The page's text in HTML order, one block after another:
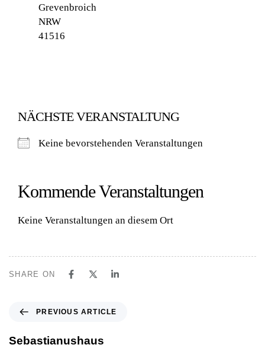
Grevenbroich
NRW
41516
NÄCHSTE VERANSTALTUNG
Keine bevorstehenden Veranstaltungen
Kommende Veranstaltungen
Keine Veranstaltungen an diesem Ort
SHARE ON
PREVIOUS ARTICLE
Sebastianushaus